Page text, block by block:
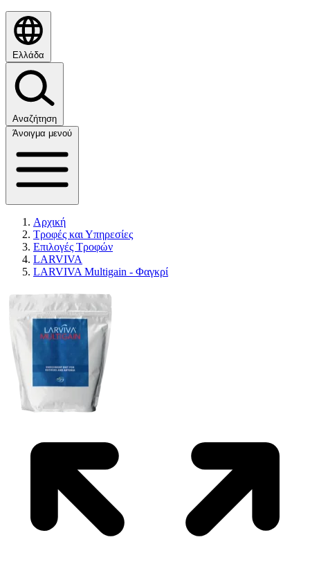
Ελλάδα
Αναζήτηση
Άνοιγμα μενού
Αρχική
Τροφές και Υπηρεσίες
Επιλογές Τροφών
LARVIVA
LARVIVA Multigain - Φαγκρί